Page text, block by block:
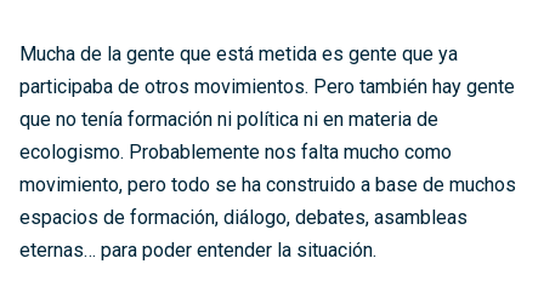
Mucha de la gente que está metida es gente que ya
participaba de otros movimientos. Pero también hay gente
que no tenía formación ni política ni en materia de
ecologismo. Probablemente nos falta mucho como
movimiento, pero todo se ha construido a base de muchos
espacios de formación, diálogo, debates, asambleas
eternas… para poder entender la situación.